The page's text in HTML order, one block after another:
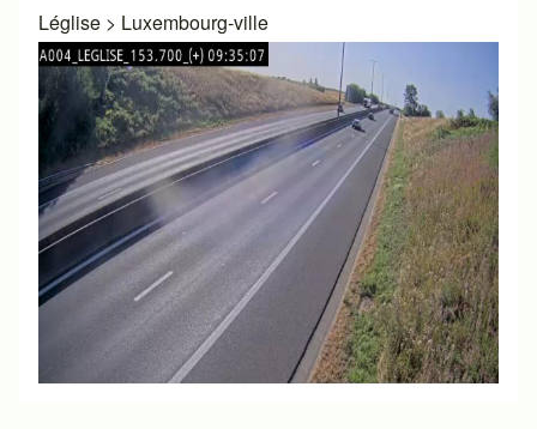
Léglise > Luxembourg-ville